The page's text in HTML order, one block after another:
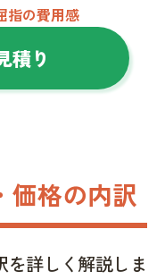
指の費用感
積り
価格の内訳
詳しく解説しま